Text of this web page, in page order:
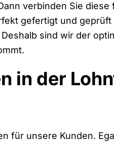
verbinden Sie
gefertigt und
sind wir der
in der
für unsere Kunden.